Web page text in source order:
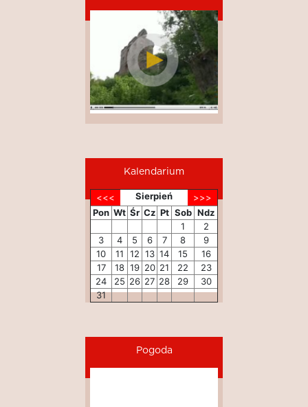
Kalendarium
Sierpień
Pon Wt Śr Cz Pt Sob Ndz
1
2
3
4 5 6 7 8
9
10
11 12 13 14 15
16
17
18 19 20 21 22
23
24
25 26 27 28 29
30
31
Pogoda